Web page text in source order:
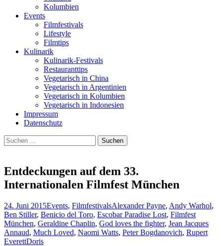
Kolumbien
Events
Filmfestivals
Lifestyle
Filmtips
Kulinarik
Kulinarik-Festivals
Restauranttips
Vegetarisch in China
Vegetarisch in Argentinien
Vegetarisch in Kolumbien
Vegetarisch in Indonesien
Impressum
Datenschutz
Suchen
nach:
Entdeckungen auf dem 33.
Internationalen Filmfest München
24. Juni 2015Events, FilmfestivalsAlexander Payne, Andy Warhol,
Ben Stiller, Benicio del Toro, Escobar Paradise Lost, Filmfest
München, Geraldine Chaplin, God loves the fighter, Jean Jacques
Annaud, Much Loved, Naomi Watts, Peter Bogdanovich, Rupert
EverettDoris